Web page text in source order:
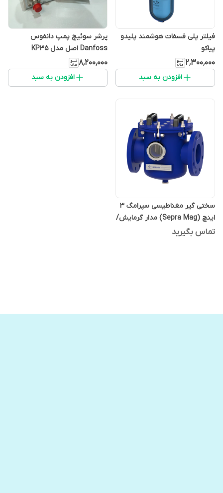
فیلتر پلی فسفات هوشمند پلیدو
پیاکو
۲٬۳۰۰٬۰۰۰
افزودن به سبد
پرشر سوئیچ پمپ دانفوس
Danfoss اصل مدل KP35
۸٬۲۰۰٬۰۰۰
افزودن به سبد
سختی گیر مغناطیسی سپرامگ 3
اینچ (Sepra Mag) مدار گرمایش/
سرمایش پیاکو
تماس بگیرید